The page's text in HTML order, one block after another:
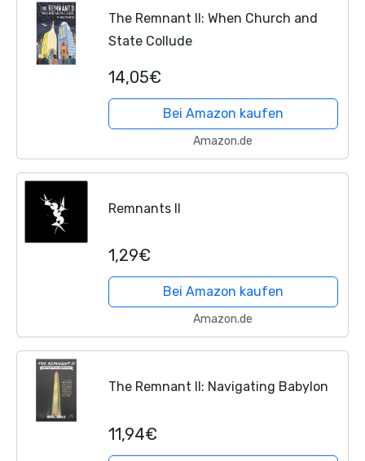
The Remnant II: When Church and
State Collude
14,05€
Bei Amazon kaufen
Amazon.de
Remnants II
1,29€
Bei Amazon kaufen
Amazon.de
The Remnant II: Navigating Babylon
11,94€